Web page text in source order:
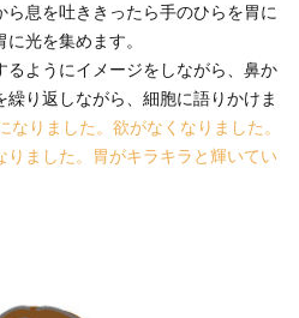
息を吐ききったら手のひらを胃に
光を集めます。
るようにイメージをしながら、鼻か
り返しながら、細胞に語りかけま
なりました。欲がなくなりました。
ました。胃がキラキラと輝いてい